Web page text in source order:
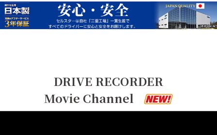
DRIVE RECORDER
Movie Channel